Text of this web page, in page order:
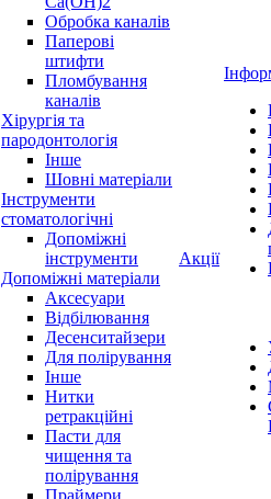
Обробка каналів
Паперові
штифти
Пломбування
каналів
Хірургія та
пародонтологія
Інше
Шовні матеріали
Інструменти
стоматологічні
Допоміжні
інструменти
Допоміжні матеріали
Аксесуари
Відбілювання
Десенситайзери
Для полірування
Інше
Нитки
ретракційні
Пасти для
чищення та
полірування
Праймери
Акції